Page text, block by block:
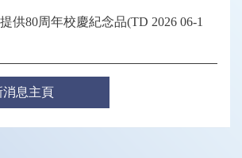
供80周年校慶紀念品(TD 2026 06-1
消息主頁